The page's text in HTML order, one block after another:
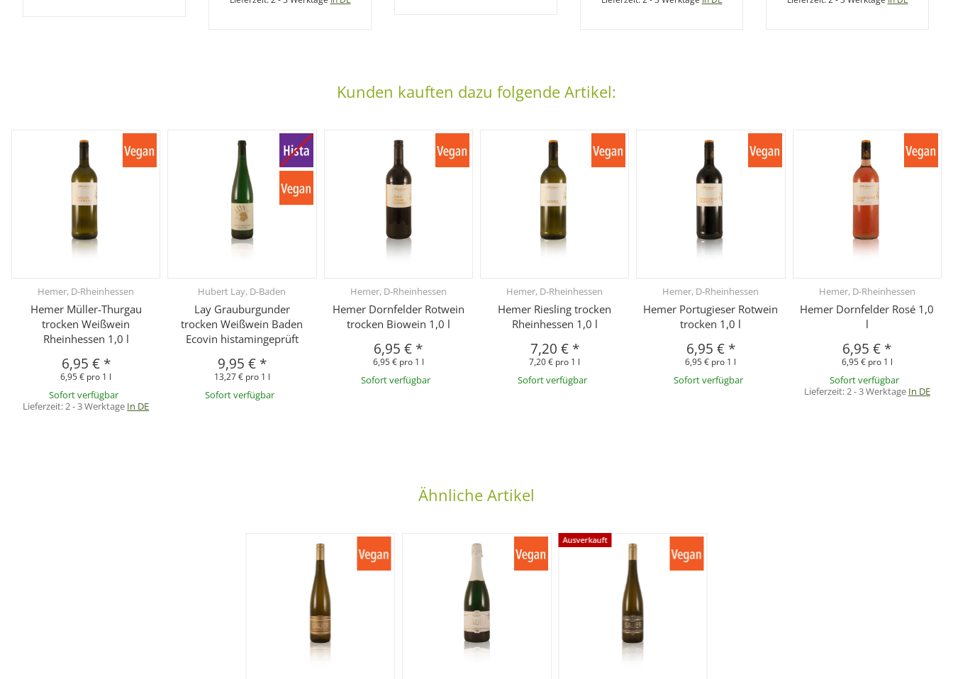
Kunden kauften dazu folgende Artikel:
Hemer, D-Rheinhessen
Hemer Müller-Thurgau
trocken Weißwein
Rheinhessen 1,0 l
6,95 € *
6,95 € pro 1 l
Sofort verfügbar
Lieferzeit:2 - 3 Werktage In DE
Hubert Lay, D-Baden
Lay Grauburgunder
trocken Weißwein Baden
Ecovin histamingeprüft
9,95 € *
13,27 € pro 1 l
Sofort verfügbar
Hemer, D-Rheinhessen
Hemer Dornfelder Rotwein
trocken Biowein 1,0 l
6,95 € *
6,95 € pro 1 l
Sofort verfügbar
Hemer, D-Rheinhessen
Hemer Riesling trocken
Rheinhessen 1,0 l
7,20 € *
7,20 € pro 1 l
Sofort verfügbar
Hemer, D-Rheinhessen
Hemer Portugieser Rotwein
trocken 1,0 l
6,95 € *
6,95 € pro 1 l
Sofort verfügbar
Hemer, D-Rheinhessen
Hemer Dornfelder Rosé 1,0
l
6,95 € *
6,95 € pro 1 l
Sofort verfügbar
Lieferzeit:2 - 3 Werktage In DE
Ähnliche Artikel
Ausverkauft